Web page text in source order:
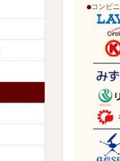
●コンビ